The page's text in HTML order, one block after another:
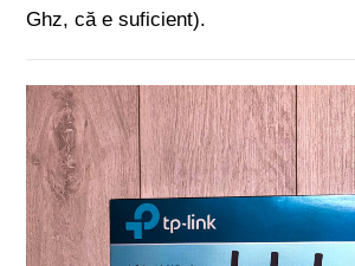
Ghz, că e suficient).